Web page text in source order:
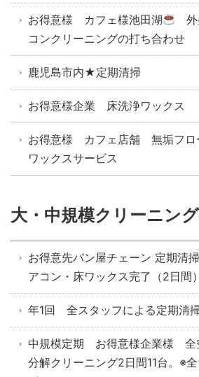
お得意様 カフェ様池田湖
外
コンクリーニングの打ち合わせ
鹿児島市内★定期清掃
お得意様企業 床洗浄ワックス
お得意様 カフェ店舗 無垢フロ
ワックスサービス
大・中規模クリーニン
お得意先パン屋チェーン 定期清
アコン・床ワックス完了（2日間）
年1回 全スタッフによる定期清
中規模定期 お得意様企業様 全
分解クリーニング2日間11台。※